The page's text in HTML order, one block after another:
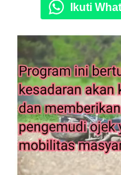
Ikuti